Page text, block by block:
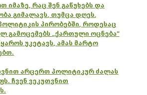
იმაზე, რაც შენ გაწუხებს და
გიმალავს, თუმცა დღეს,
პირობებში, როდესაც
გამოცემებს „ქართული ოცნება“
უკეტავს, ამას მარტო
არცერთ პოლიტიკურ ძალას
ჩვენ ვეკუთვნით